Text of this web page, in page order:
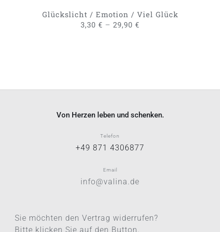
GEWÄHLT
Glückslicht / Emotion / Viel Glück
3,30 € – 29,90 €
Von Herzen leben und schenken.
Telefon
+49 871 4306877
Email
info@valina.de
Sie möchten den Vertrag widerrufen?
Bitte klicken Sie auf den Button.